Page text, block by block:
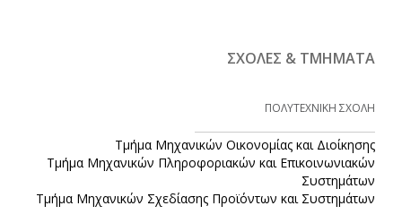
ΣΧΟΛΕΣ & ΤΜΗΜΑΤΑ
ΠΟΛΥΤΕΧΝΙΚΗ ΣΧΟΛΗ
Τμήμα Μηχανικών Οικονομίας και Διοίκησης
Τμήμα Μηχανικών Πληροφοριακών και Επικοινωνιακών
Συστημάτων
Τμήμα Μηχανικών Σχεδίασης Προϊόντων και Συστημάτων